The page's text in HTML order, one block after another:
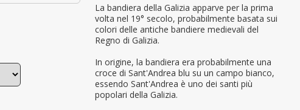
primo ordine?
CREA UN NUOVO ACCOUNT
La bandiera della Galizia apparve per la prima
volta nel 19° secolo, probabilmente basata sui
colori delle antiche bandiere medievali del
Regno di Galizia.
In origine, la bandiera era probabilmente una
croce di Sant'Andrea blu su un campo bianco,
essendo Sant'Andrea è uno dei santi più
popolari della Galizia.